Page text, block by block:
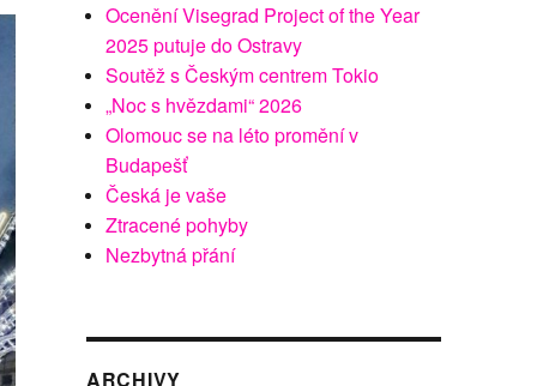
Ocenění Visegrad Project of the Year
2025 putuje do Ostravy
Soutěž s Českým centrem Tokio
„Noc s hvězdami“ 2026
Olomouc se na léto promění v
Budapešť
Česká je vaše
Ztracené pohyby
Nezbytná přání
ARCHIVY